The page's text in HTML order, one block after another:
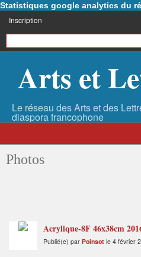
Statistiques google analytics du
Inscription
Arts et
Photos
Acrylique-8F 46x38cm
Publié(e) par Poinsot le 4 février